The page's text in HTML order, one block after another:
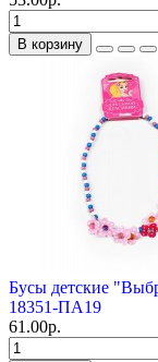
В корзину
Бусы детские
18351-ПА19
61.00р.